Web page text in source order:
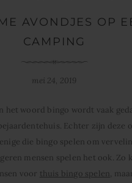
AVONDJES OP
CAMPING
mei 24, 2019
het woord bingo wordt vaak
Echter zijn deze
die bingo spelen om
mensen spelen het ook. Zo
voor thuis bingo spelen,